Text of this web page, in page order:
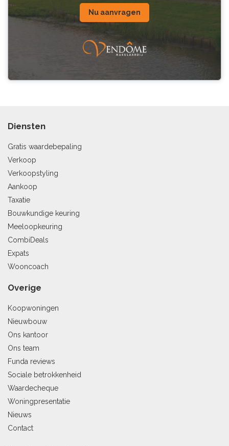
Nu aanvragen
Diensten
Gratis waardebepaling
Verkoop
Verkoopstyling
Aankoop
Taxatie
Bouwkundige keuring
Meeloopkeuring
CombiDeals
Expats
Wooncoach
Overige
Koopwoningen
Nieuwbouw
Ons kantoor
Ons team
Funda reviews
Sociale betrokkenheid
Waardecheque
Woningpresentatie
Nieuws
Contact